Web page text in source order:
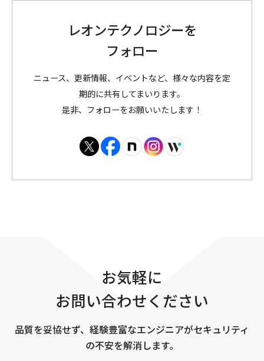
レオンテクノロジーを
フォロー
ニュース、更新情報、イベントなど、様々な内容を定
期的に共有してまいります。
是非、フォローをお願いいたします！
お気軽に
お問い合わせください
品質を妥協せず、経験豊富なエンジニアがセキュリティ
の不安を解消します。